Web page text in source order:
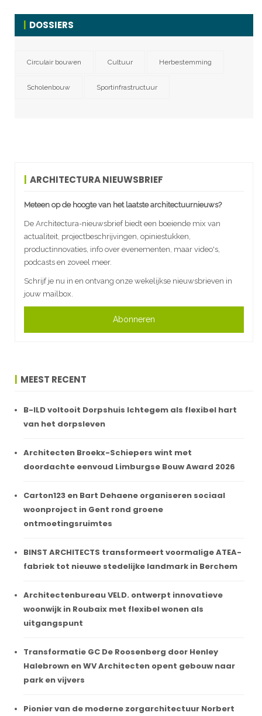
DOSSIERS
Circulair bouwen Cultuur Herbestemming
Scholenbouw Sportinfrastructuur
ARCHITECTURA NIEUWSBRIEF
Meteen op de hoogte van het laatste architectuurnieuws?
De Architectura-nieuwsbrief biedt een boeiende mix van
actualiteit, projectbeschrijvingen, opiniestukken,
productinnovaties, info over evenementen, maar video's,
podcasts en zoveel meer.
Schrijf je nu in en ontvang onze wekelijkse nieuwsbrieven in
jouw mailbox.
Abonneren
MEEST RECENT
B-ILD voltooit Dorpshuis Ichtegem als flexibel hart
van het dorpsleven
Architecten Broekx-Schiepers wint met
doordachte eenvoud Limburgse Bouw Award 2026
Carton123 en Bart Dehaene organiseren sociaal
woonproject in Gent rond groene
ontmoetingsruimtes
BINST ARCHITECTS transformeert voormalige ATEA-
fabriek tot nieuwe stedelijke landmark in Berchem
Architectenbureau VELD. ontwerpt innovatieve
woonwijk in Roubaix met flexibel wonen als
uitgangspunt
Transformatie GC De Roosenberg door Henley
Halebrown en WV Architecten opent gebouw naar
park en vijvers
Pionier van de moderne zorgarchitectuur Norbert